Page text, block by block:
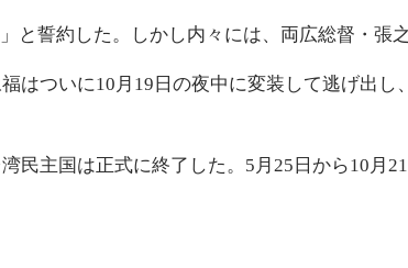
と誓約した。しかし内々には、両広総督・
はついに10月19日の夜中に変装して逃げ出
民主国は正式に終了した。5月25日から10月21